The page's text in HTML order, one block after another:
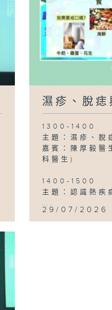
濕疹、脫痣
1300-1400
主題：濕疹、脫
嘉賓：陳厚毅醫
科醫生)
1400-1500
主題：認識熱疾
...
29/07/2026